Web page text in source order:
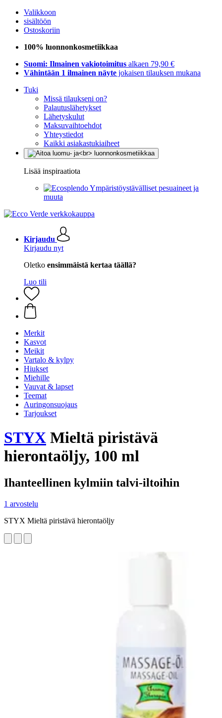
Valikkoon
sisältöön
Ostoskoriin
100% luonnonkosmetiikkaa
Suomi: Ilmainen vakiotoimitus alkaen 79,90 €
Vähintään 1 ilmainen näyte jokaisen tilauksen mukana
Tuki
Missä tilaukseni on?
Palautuslähetykset
Lähetyskulut
Maksuvaihtoehdot
Yhteystiedot
Kaikki asiakastukiaiheet
Lisää inspiraatiota
Ympäristöystävälliset pesuaineet ja
muuta
Kirjaudu
Kirjaudu nyt
Oletko ensimmäistä kertaa täällä?
Luo tili
Merkit
Kasvot
Meikit
Vartalo & kylpy
Hiukset
Miehille
Vauvat & lapset
Teemat
Auringonsuojaus
Tarjoukset
STYX Mieltä piristävä
hierontaöljy, 100 ml
Ihanteellinen kylmiin talvi-iltoihin
1 arvostelu
STYX Mieltä piristävä hierontaöljy